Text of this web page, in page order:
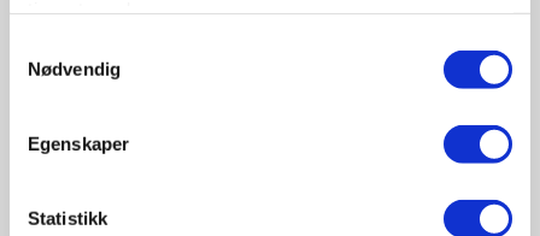
Nødvendig
Egenskaper
Statistikk